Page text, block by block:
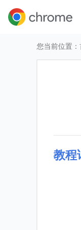
您当前位置：
教程